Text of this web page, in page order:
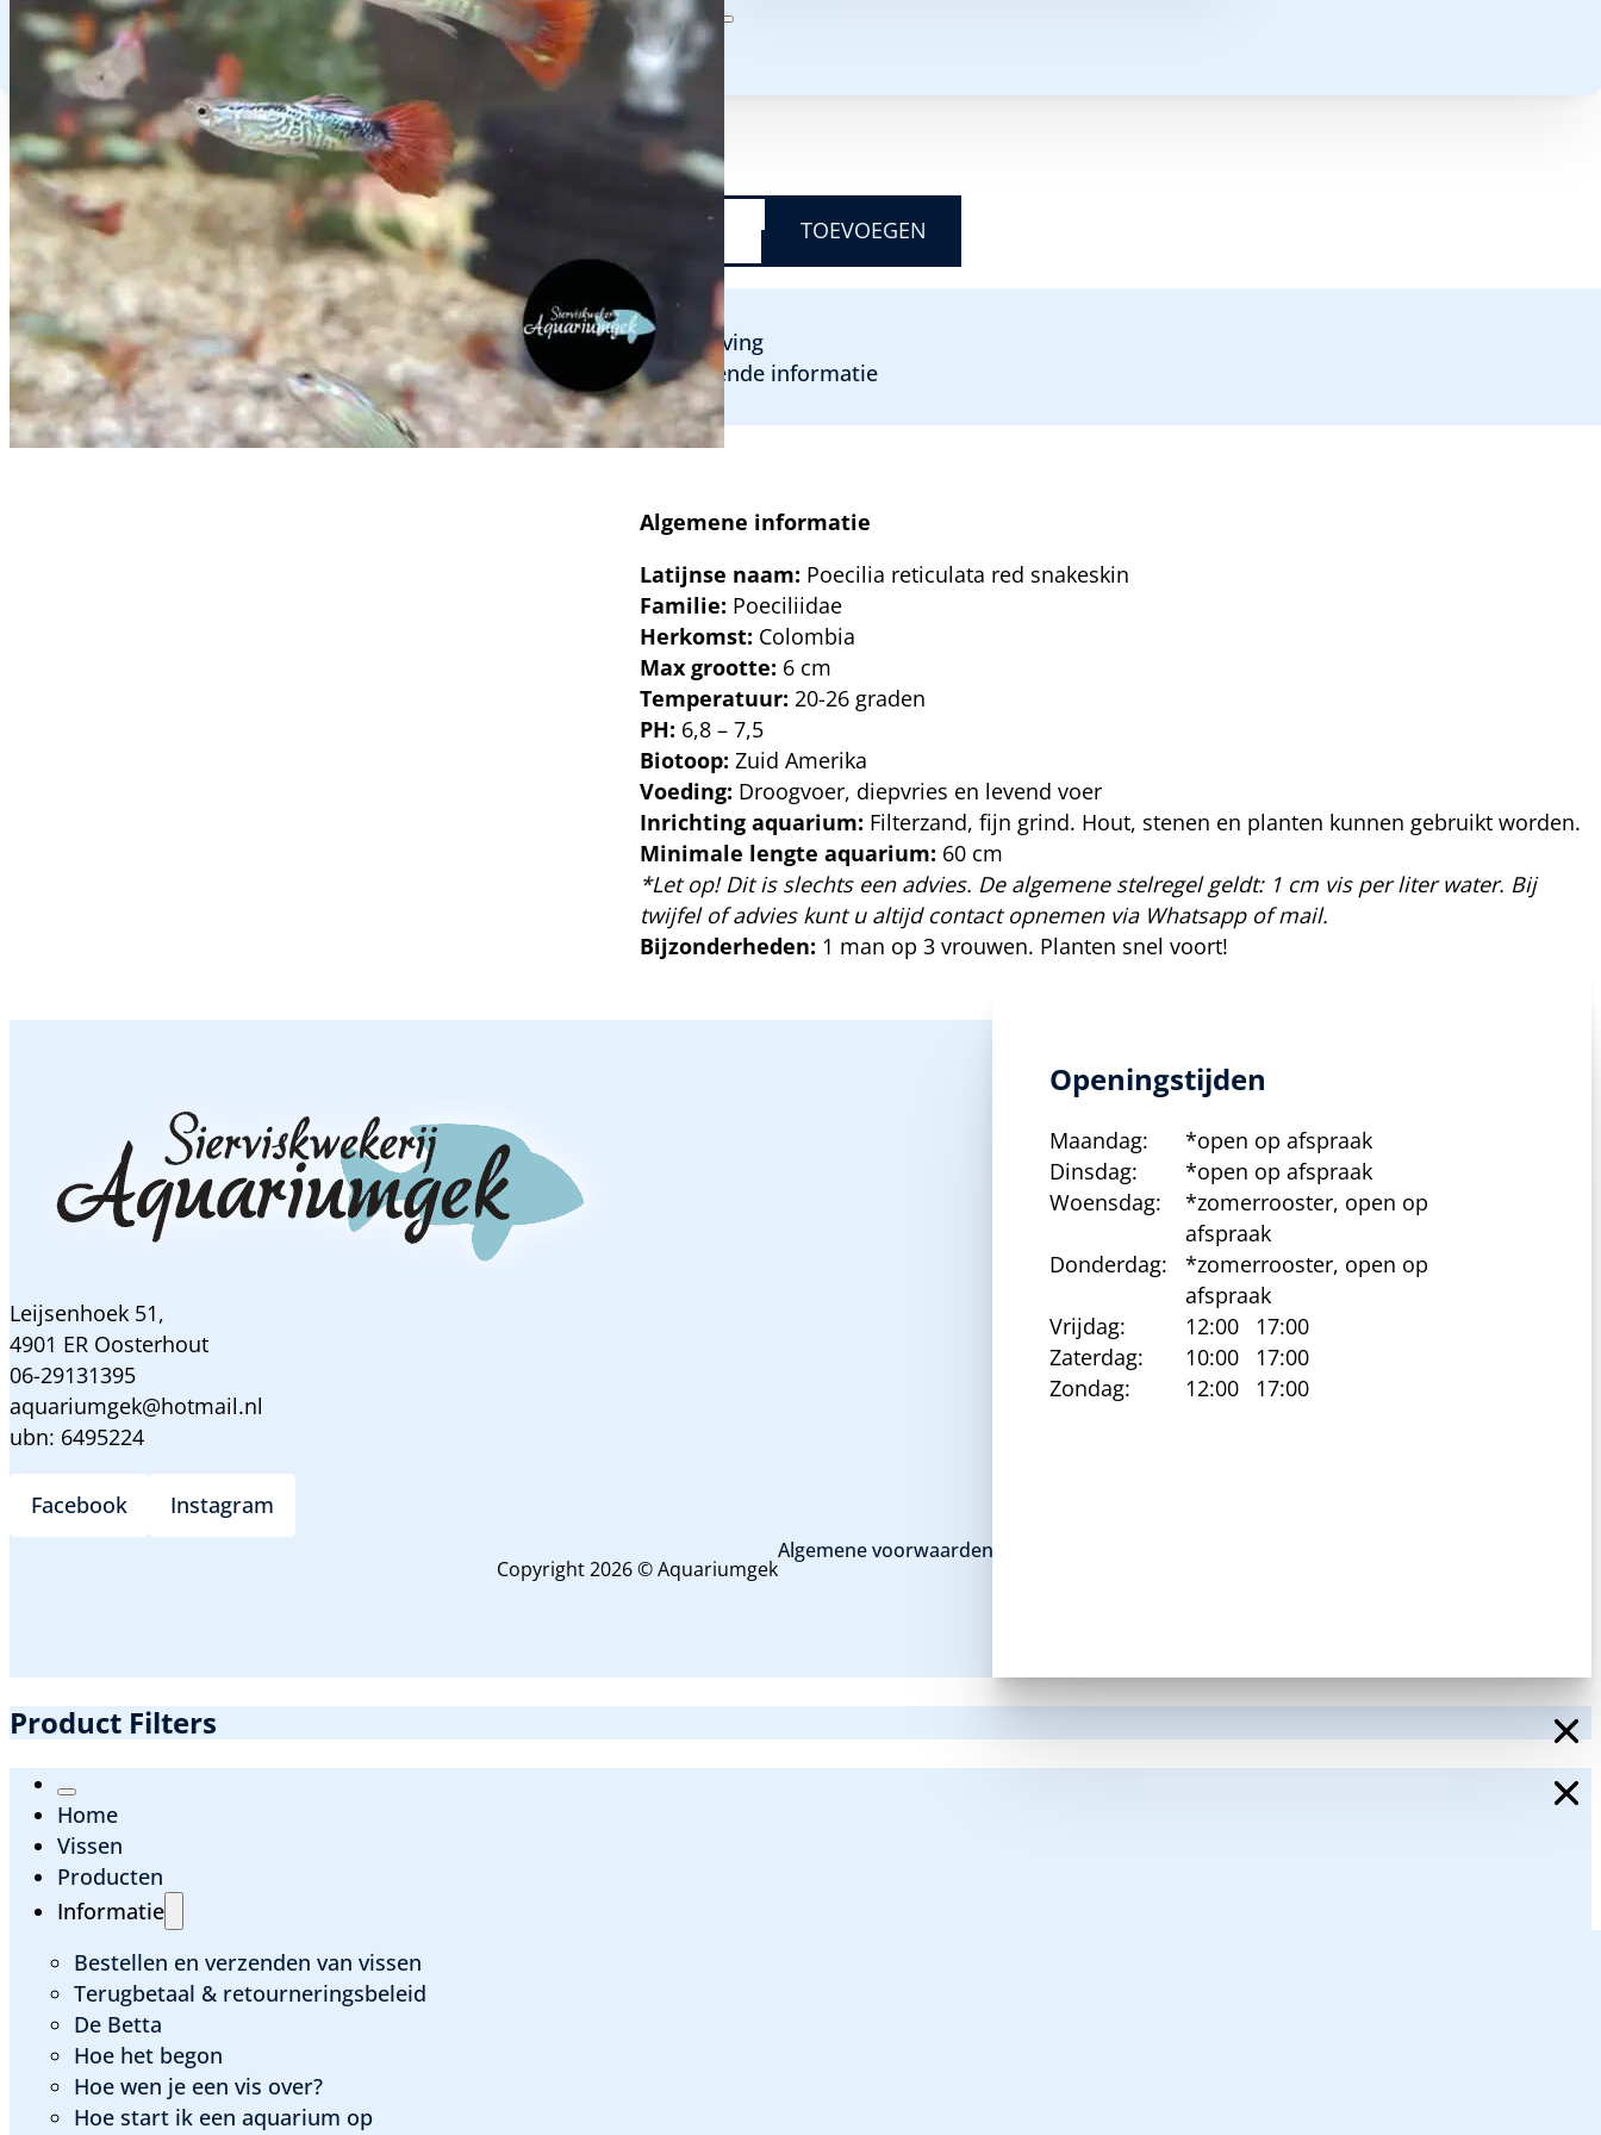
Temperatuur:
PH:6,8 – 7,5
Biotoop:Zuid Amerika
4,95
RETICULATA
SNAKESKIN
GUPPY
MAN
AANTAL
TOEVOEGEN
Beschrijving
Aanvullende informatie
Algemene informatie
Latijnse naam: Poecilia reticulata red snakeskin
Familie: Poeciliidae
Herkomst: Colombia
Max grootte: 6 cm
Temperatuur: 20-26 graden
PH: 6,8 – 7,5
Biotoop:Zuid Amerika
Voeding: Droogvoer, diepvries en levend voer
Inrichting aquarium: Filterzand, fijn grind. Hout, stenen en planten kunnen gebruikt worden.
Minimale lengte aquarium: 60 cm
*Let op! Dit is slechts een advies. De algemene stelregel geldt: 1 cm vis per liter water. Bij
twijfel of advies kunt u altijd contact opnemen via Whatsapp of mail.
Bijzonderheden: 1 man op 3 vrouwen. Planten snel voort!
Leijsenhoek 51,
4901 ER Oosterhout
06-29131395
aquariumgek@hotmail.nl
ubn: 6495224
Facebook Instagram
Copyright 2026 © Aquariumgek
Algemene voorwaarden en privacy beleid
Openingstijden
Maandag:
*open op afspraak
Dinsdag:
*open op afspraak
Woensdag:
*zomerrooster, open op
afspraak
Donderdag:
*zomerrooster, open op
afspraak
Vrijdag:
12:00
17:00
Zaterdag:
10:00
17:00
Zondag:
12:00 17:00
Product Filters
Home
Vissen
Producten
Informatie
Bestellen en verzenden van vissen
Terugbetaal & retourneringsbeleid
De Betta
Hoe het begon
Hoe wen je een vis over?
Hoe start ik een aquarium op